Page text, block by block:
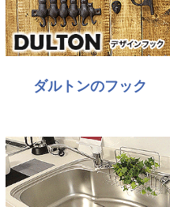
ダルトンのフック